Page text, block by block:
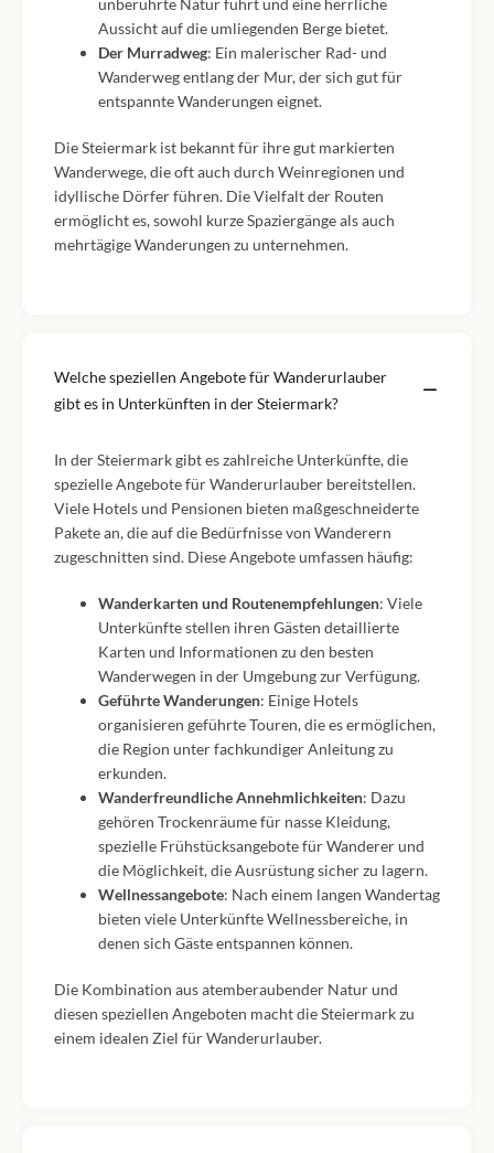
unberührte Natur führt und eine herrliche
Aussicht auf die umliegenden Berge bietet.
Der Murradweg: Ein malerischer Rad- und
Wanderweg entlang der Mur, der sich gut für
entspannte Wanderungen eignet.
Die Steiermark ist bekannt für ihre gut markierten
Wanderwege, die oft auch durch Weinregionen und
idyllische Dörfer führen. Die Vielfalt der Routen
ermöglicht es, sowohl kurze Spaziergänge als auch
mehrtägige Wanderungen zu unternehmen.
Welche speziellen Angebote für Wanderurlauber
gibt es in Unterkünften in der Steiermark?
In der Steiermark gibt es zahlreiche Unterkünfte, die
spezielle Angebote für Wanderurlauber bereitstellen.
Viele Hotels und Pensionen bieten maßgeschneiderte
Pakete an, die auf die Bedürfnisse von Wanderern
zugeschnitten sind. Diese Angebote umfassen häufig:
Wanderkarten und Routenempfehlungen: Viele
Unterkünfte stellen ihren Gästen detaillierte
Karten und Informationen zu den besten
Wanderwegen in der Umgebung zur Verfügung.
Geführte Wanderungen: Einige Hotels
organisieren geführte Touren, die es ermöglichen,
die Region unter fachkundiger Anleitung zu
erkunden.
Wanderfreundliche Annehmlichkeiten: Dazu
gehören Trockenräume für nasse Kleidung,
spezielle Frühstücksangebote für Wanderer und
die Möglichkeit, die Ausrüstung sicher zu lagern.
Wellnessangebote: Nach einem langen Wandertag
bieten viele Unterkünfte Wellnessbereiche, in
denen sich Gäste entspannen können.
Die Kombination aus atemberaubender Natur und
diesen speziellen Angeboten macht die Steiermark zu
einem idealen Ziel für Wanderurlauber.